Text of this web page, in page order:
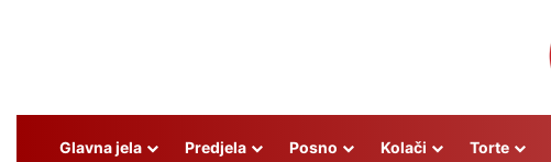
Glavna jela Predjela Posno Kolači Torte